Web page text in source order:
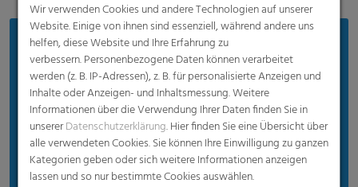
Vorteile
Leicht zu öffnen für eine effiziente und einfache
Handhabung
Leicht zu handhaben für schwere, nasse und
scharfkantige Abfälle
Bietet eine exzellente Geruchskontrolle und
Temperaturbeständigkeit
Wir verwenden Cookies und andere Technologien auf unserer
Website. Einige von ihnen sind essenziell, während andere uns
helfen, diese Website und Ihre Erfahrung zu
verbessern. Personenbezogene Daten können verarbeitet
werden (z. B. IP-Adressen), z. B. für personalisierte Anzeigen und
Inhalte oder Anzeigen- und Inhaltsmessung. Weitere
Informationen über die Verwendung Ihrer Daten finden Sie in
unsererDatenschutzerklärung. Hier finden Sie eine Übersicht über
alle verwendeten Cookies. Sie können Ihre Einwilligung zu ganzen
Kategorien geben oder sich weitere Informationen anzeigen
lassen und so nur bestimmte Cookies auswählen.